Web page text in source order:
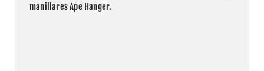
manillares Ape Hanger.